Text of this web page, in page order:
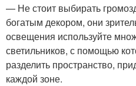
— Не стоит выбирать
богатым декором, они
освещения используйте
светильников, с помощью
разделить пространство,
каждой зоне.